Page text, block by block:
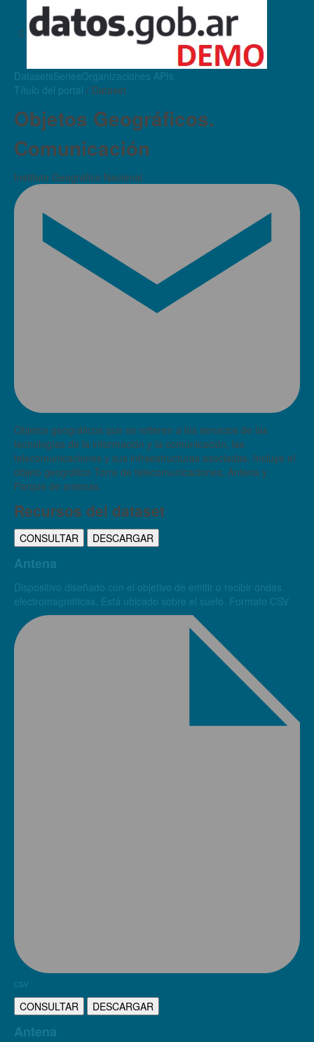
DatasetsSeriesOrganizaciones APIs
Título del portal / Dataset
Objetos Geográficos.
Comunicación
Instituto Geográfico Nacional
Objetos geográficos que se refieren a los servicios de las
tecnologías de la información y la comunicación, las
telecomunicaciones y sus infraestructuras asociadas. Incluye el
objeto geográfico Torre de telecomunicaciones, Antena y
Parque de antenas.
Recursos del dataset
CONSULTAR DESCARGAR
Antena
Dispositivo diseñado con el objetivo de emitir o recibir ondas
electromagnéticas. Está ubicado sobre el suelo. Formato CSV
csv
CONSULTAR
DESCARGAR
Antena